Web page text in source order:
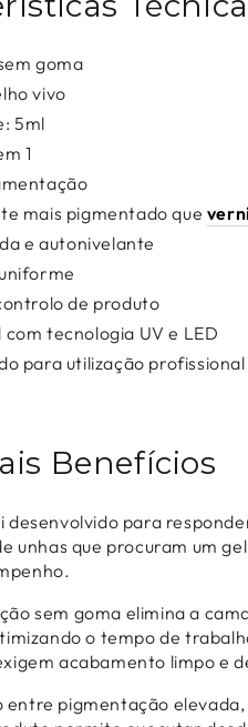
goma
vivo
5ml
1
mais pigmentado que
e autonivelante
de produto
tecnologia UV e LED
para utilização profissional
Benefícios
desenvolvido para
unhas que procuram um
sem goma elimina a
o tempo de
acabamento limpo e
entre pigmentação